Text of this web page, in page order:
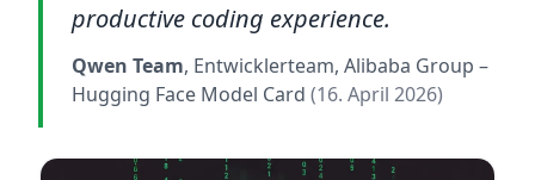
productive coding experience.
Qwen Team, Entwicklerteam, Alibaba Group –
Hugging Face Model Card (16. April 2026)